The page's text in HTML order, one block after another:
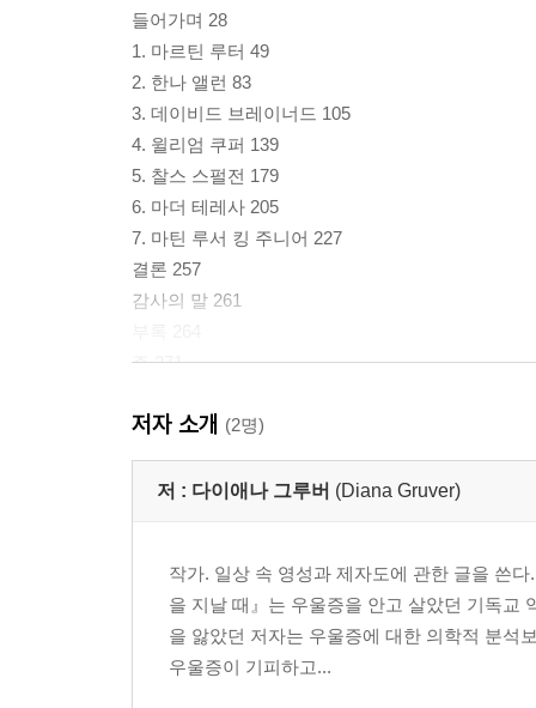
들어가며 28
1. 마르틴 루터 49
2. 한나 앨런 83
3. 데이비드 브레이너드 105
4. 윌리엄 쿠퍼 139
5. 찰스 스펄전 179
6. 마더 테레사 205
7. 마틴 루서 킹 주니어 227
결론 257
감사의 말 261
주 271
저자 소개 (2명)
저 : 다이애나 그루버 (Diana Gruver)
작가. 일상 속 영성과 제자도에 관한 글을 쓴
을 지날 때』는 우울증을 안고 살았던 기독교
을 앓았던 저자는 우울증에 대한 의학적 분석
우울증이 기피하고...